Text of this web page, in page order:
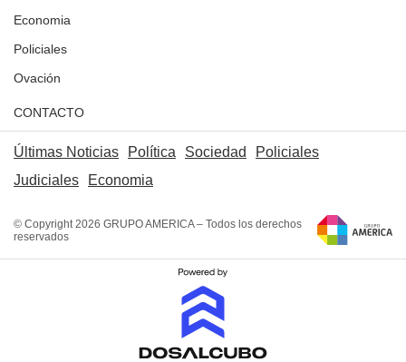
Economia
Policiales
Ovación
CONTACTO
Últimas Noticias Política Sociedad
Policiales
Judiciales
Economia
© Copyright 2026 GRUPO AMERICA – Todos los derechos
reservados